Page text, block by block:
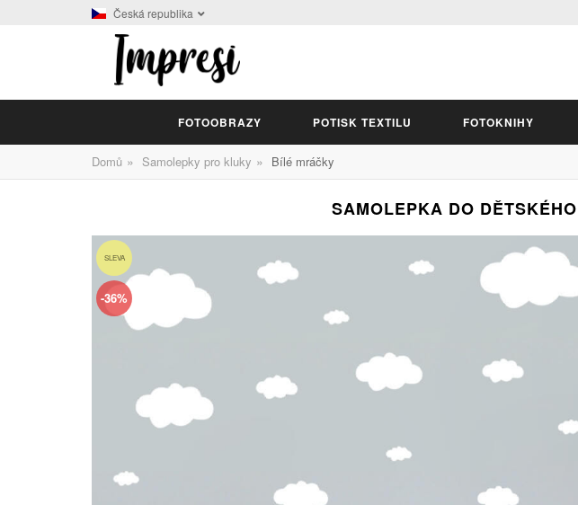
Česká republika
FOTOOBRAZY POTISK TEXTILU FOTOKNIHY
Domů » Samolepky pro kluky » Bílé mráčky
SAMOLEPKA DO
SLEVA
-36%